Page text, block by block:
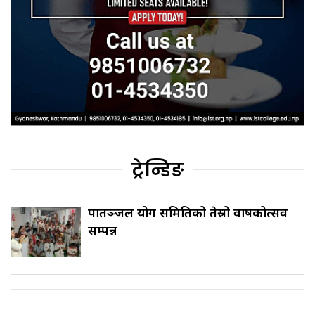
ट्रेन्डिङ
पातञ्जल योग समितिको तेस्रो वार्षिकोत्सव
सम्पन्न